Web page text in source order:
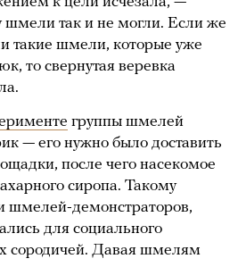
шмели так и не могли. Если же
такие шмели, которые уже
то свернутая веревка
группы шмелей
— его нужно было доставить
после чего насекомое
сиропа. Такому
шмелей-демонстраторов,
для социального
сородичей. Давая шмелям